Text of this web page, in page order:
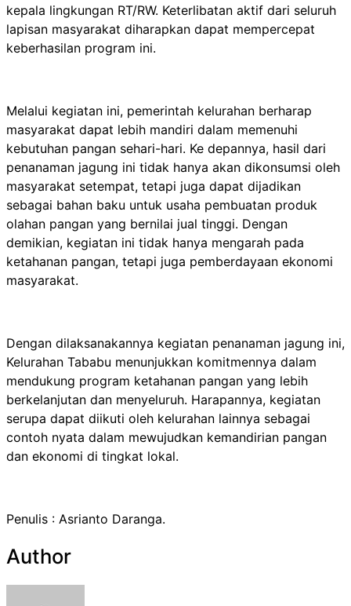
kepala lingkungan RT/RW. Keterlibatan aktif dari seluruh
lapisan masyarakat diharapkan dapat mempercepat
keberhasilan program ini.
Melalui kegiatan ini, pemerintah kelurahan berharap
masyarakat dapat lebih mandiri dalam memenuhi
kebutuhan pangan sehari-hari. Ke depannya, hasil dari
penanaman jagung ini tidak hanya akan dikonsumsi oleh
masyarakat setempat, tetapi juga dapat dijadikan
sebagai bahan baku untuk usaha pembuatan produk
olahan pangan yang bernilai jual tinggi. Dengan
demikian, kegiatan ini tidak hanya mengarah pada
ketahanan pangan, tetapi juga pemberdayaan ekonomi
masyarakat.
Dengan dilaksanakannya kegiatan penanaman jagung ini,
Kelurahan Tababu menunjukkan komitmennya dalam
mendukung program ketahanan pangan yang lebih
berkelanjutan dan menyeluruh. Harapannya, kegiatan
serupa dapat diikuti oleh kelurahan lainnya sebagai
contoh nyata dalam mewujudkan kemandirian pangan
dan ekonomi di tingkat lokal.
Penulis : Asrianto Daranga.
Author